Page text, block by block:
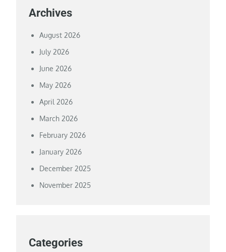
Archives
August 2026
July 2026
June 2026
May 2026
April 2026
March 2026
February 2026
January 2026
December 2025
November 2025
Categories